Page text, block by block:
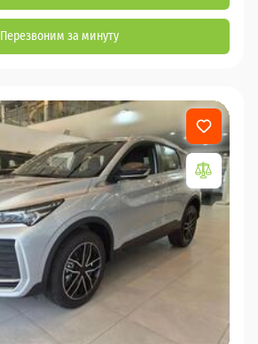
Перезвоним за минуту